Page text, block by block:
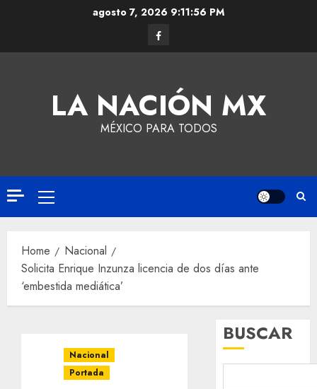
agosto 7, 2026 9:11:56 PM
LA NACIÓN MX
MÉXICO PARA TODOS
Home
Nacional
Solicita Enrique Inzunza licencia de dos días ante
‘embestida mediática’
Nacional
Portada
BUSCAR